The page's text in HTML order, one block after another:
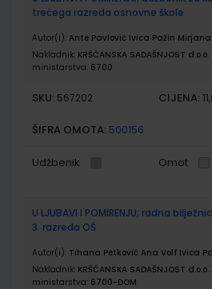
trećega razreda osnovne škole
Autor(i): Ante Pavlović Ivica Pažin Mirjana
Nakladnik: KRŠĆANSKA SADAŠNJOST d.o.o.
ministarstva: 6700
SKU: 567202 CIJENA:
ŠIFRA OMOTA: 500156
Udžbenik Omot
U LJUBAVI I POMIRENJU; radna
3. razreda OŠ
Autor(i): Tihana Petković Ana Volf Ivica
Nakladnik: KRŠĆANSKA SADAŠNJOST d.o.o.
ministarstva: 6700-DOM